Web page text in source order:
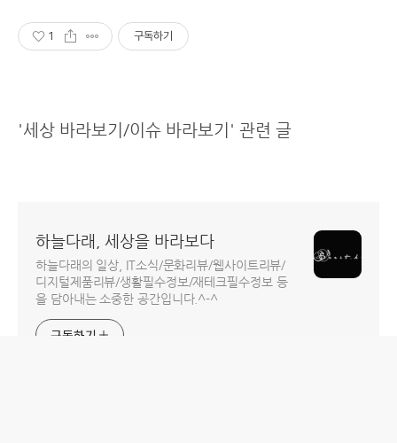
1 구독하기
'세상 바라보기/이슈 바라보기' 관련 글
하늘다래, 세상을 바라보다
하늘다래의 일상, IT소식/문화리뷰/웹사이트리뷰/
디지털제품리뷰/생활필수정보/재테크필수정보 등
을 담아내는 소중한 공간입니다.^-^
구독하기